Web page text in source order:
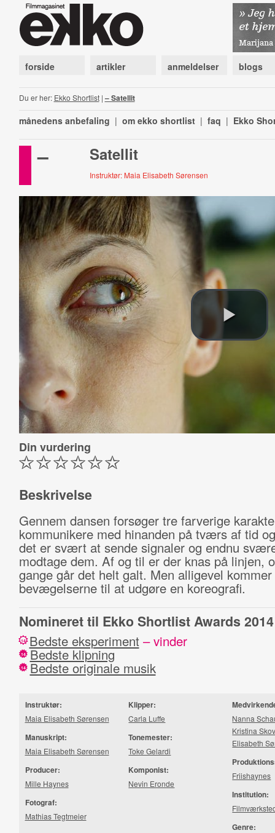
forside artikler anmeldelser blogs
Du er her: Ekko Shortlist| – Satellit
månedens anbefaling | om ekko shortlist | faq | Ekko
– Satellit
Instruktør: Maia Elisabeth Sørensen
Din vurdering
Beskrivelse
Gennem dansen forsøger tre farverige
kommunikere med hinanden på tværs af tid
det er svært at sende signaler og endnu
modtage dem. Af og til er der knas på linjen,
gange går det helt galt. Men alligevel kommer
bevægelserne til at udgøre en koreografi.
Nomineret til Ekko Shortlist Awards 2014
14 Bedste eksperiment– vinder
14 Bedste klipning
14 Bedste originale musik
Instruktør:
Maia Elisabeth Sørensen
Manuskript:
Maia Elisabeth Sørensen
Producer:
Mille Haynes
Fotograf:
Mathias Tegtmeier
Klipper:
Carla Luffe
Tonemester:
Toke Gelardi
Komponist:
Nevin Eronde
Nanna
Kristina
Elisabeth
Friishaynes
Institution:
Genre: